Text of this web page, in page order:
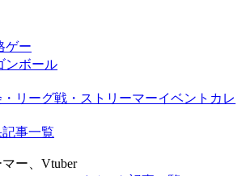
ゲー
ンボール
リーグ戦・ストリーマーイベントカレ
事一覧
ー、Vtuber